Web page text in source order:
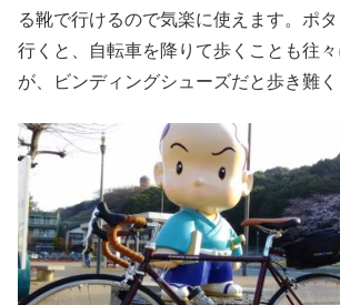
る靴で行けるので気楽に使えます。ポ
行くと、自転車を降りて歩くことも往
が、ビンディングシューズだと歩き難く